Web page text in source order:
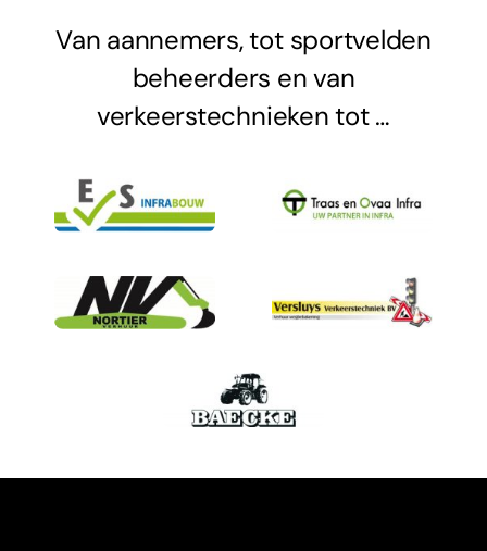
Van aannemers, tot sportvelden
beheerders en van
verkeerstechnieken tot …